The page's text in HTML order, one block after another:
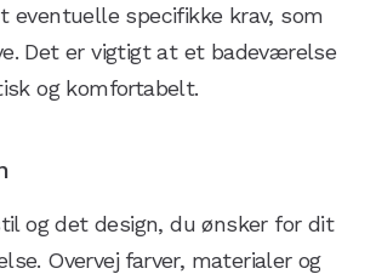
eventuelle specifikke krav, som
Det er vigtigt at et badeværelse
og komfortabelt.
og det design, du ønsker for dit
Overvej farver, materialer og